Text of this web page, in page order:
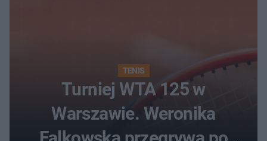
TENIS
Turniej WTA 125 w
Warszawie. Weronika